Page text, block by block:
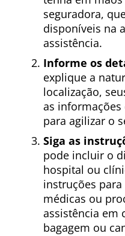
seguradora,
disponíveis na
assistência.
Informe os
explique a
localização,
as
para agilizar o
Siga as
pode incluir o
hospital ou
instruções
médicas ou
assistência em
bagagem ou